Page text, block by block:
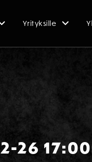
Yrityksille
26